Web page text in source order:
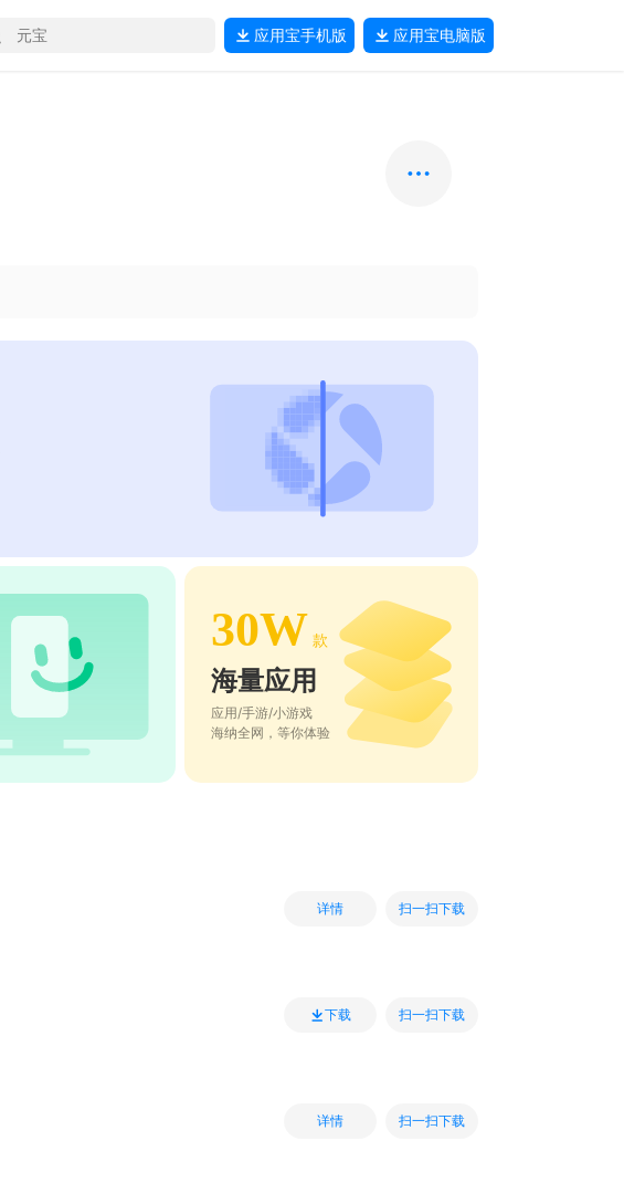
应用宝手机版 应用宝电脑版
30W 款
海量应用
应用/手游/小游戏
海纳全网，等你体验
详情 扫一扫下载
下载 扫一扫下载
详情 扫一扫下载